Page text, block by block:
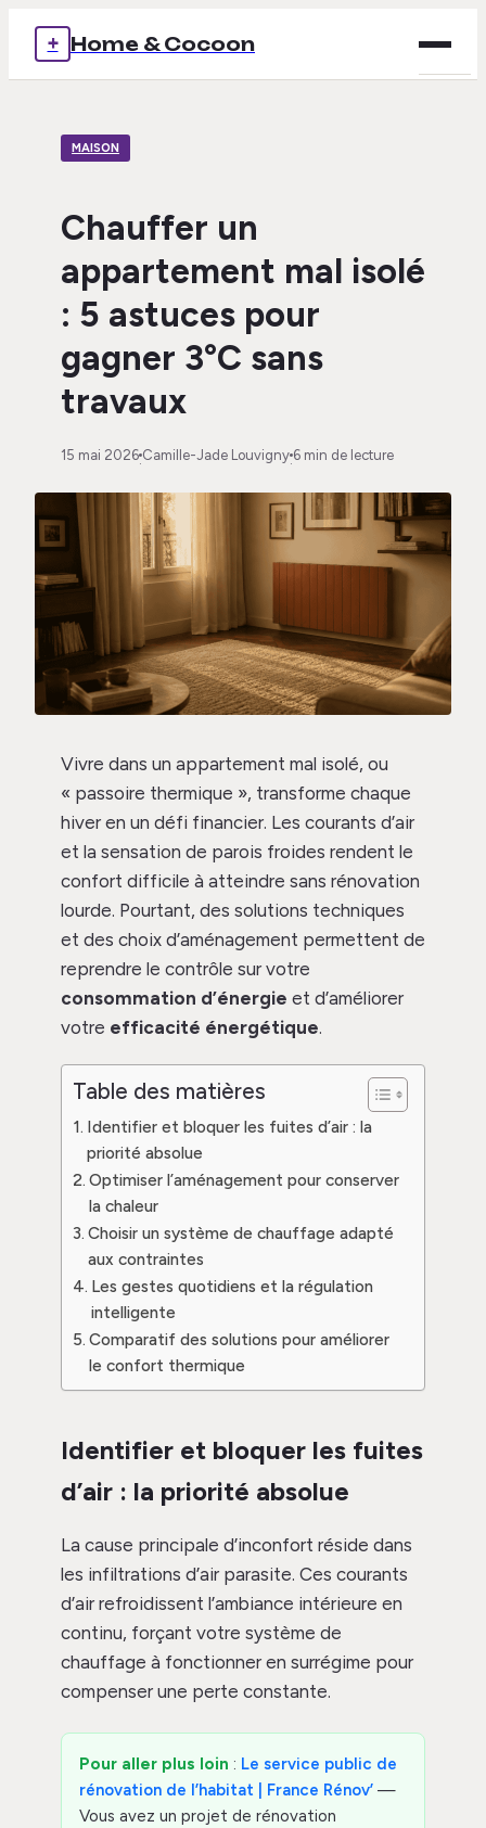
+ Home & Cocoon
MAISON
Chauffer un
appartement mal isolé
: 5 astuces pour
gagner 3°C sans
travaux
15 mai 2026
·
Camille-Jade Louvigny
·
6 min de lecture
Vivre dans un appartement mal isolé, ou
« passoire thermique », transforme chaque
hiver en un défi financier. Les courants d’air
et la sensation de parois froides rendent le
confort difficile à atteindre sans rénovation
lourde. Pourtant, des solutions techniques
et des choix d’aménagement permettent de
reprendre le contrôle sur votre
consommation d’énergie et d’améliorer
votre efficacité énergétique.
Table des matières
Identifier et bloquer les fuites d’air : la
priorité absolue
Optimiser l’aménagement pour conserver
la chaleur
Choisir un système de chauffage adapté
aux contraintes
Les gestes quotidiens et la régulation
intelligente
Comparatif des solutions pour améliorer
le confort thermique
Identifier et bloquer les fuites
d’air : la priorité absolue
La cause principale d’inconfort réside dans
les infiltrations d’air parasite. Ces courants
d’air refroidissent l’ambiance intérieure en
continu, forçant votre système de
chauffage à fonctionner en surrégime pour
compenser une perte constante.
Pour aller plus loin : Le service public de
rénovation de l’habitat | France Rénov’ —
Vous avez un projet de rénovation